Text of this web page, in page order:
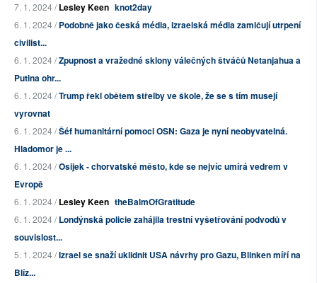
7. 1. 2024 /Lesley Keen knot2day
6. 1. 2024 /Podobně jako česká média, izraelská média zamlčují utrpení
civilist...
6. 1. 2024 /Zpupnost a vražedné sklony válečných štváčů Netanjahua a
Putina ohr...
6. 1. 2024 /Trump řekl obětem střelby ve škole, že se s tím musejí
vyrovnat
6. 1. 2024 /Šéf humanitární pomoci OSN: Gaza je nyní neobyvatelná.
Hladomor je ...
6. 1. 2024 /Osijek - chorvatské město, kde se nejvíc umírá vedrem v
Evropě
6. 1. 2024 /Lesley Keen theBalmOfGratitude
6. 1. 2024 /Londýnská policie zahájila trestní vyšetřování podvodů v
souvislost...
5. 1. 2024 /Izrael se snaží uklidnit USA návrhy pro Gazu, Blinken míří na
Blíz...